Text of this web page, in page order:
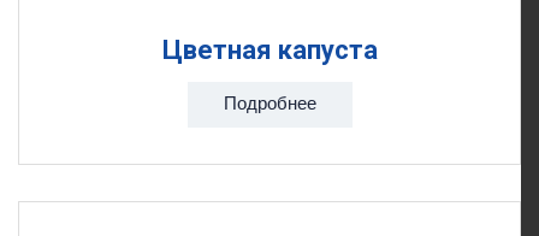
Цветная капуста
Подробнее